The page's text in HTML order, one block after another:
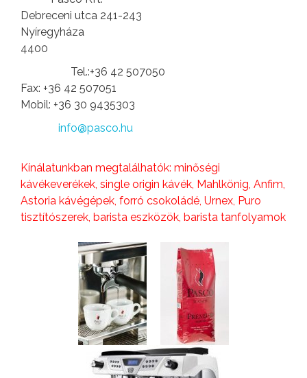
Debreceni utca 241-243
Nyíregyháza
4400
Tel.:+36 42 507050
Fax: +36 42 507051
Mobil: +36 30 9435303
info@pasco.hu
Kínálatunkban megtalálhatók: minőségi
kávékeverékek, single origin kávék, Mahlkönig, Anfim,
Astoria kávégépek, forró csokoládé, Urnex, Puro
tisztítószerek, barista eszközök, barista tanfolyamok